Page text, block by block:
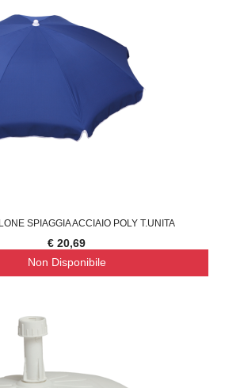
SPIAGGIA ACCIAIO POLY T.UNITA
€ 20,69
Non Disponibile